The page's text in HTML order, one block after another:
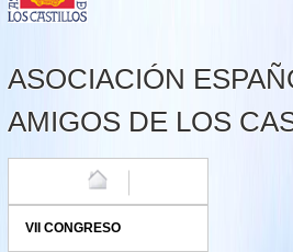
ASOCIACIÓN
AMIGOS DE LOS
VII CONGRESO